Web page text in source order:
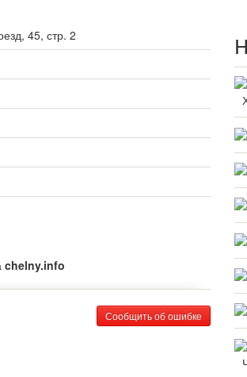
45, стр. 2
chelny.info
Сообщить об ошибке